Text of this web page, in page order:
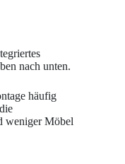
nach unten.
häufig
weniger Möbel